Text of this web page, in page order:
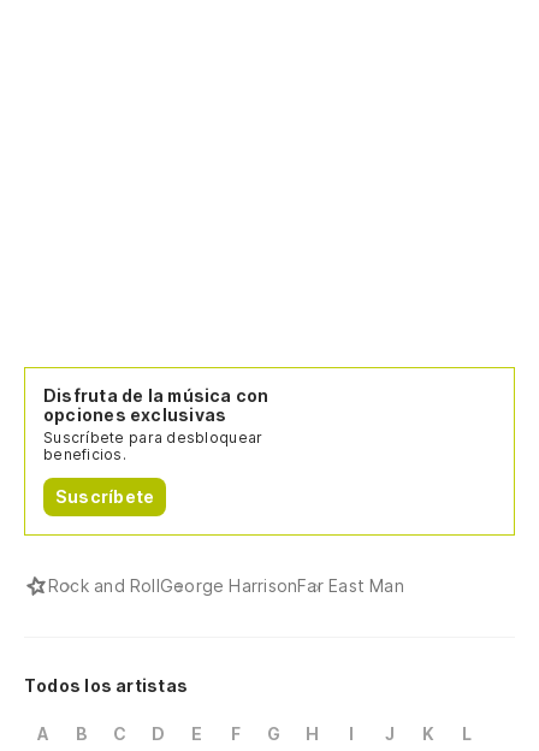
Disfruta de la música con
opciones exclusivas
Suscríbete para desbloquear
beneficios.
Suscríbete
Rock and RollGeorge HarrisonFar East Man
Todos los artistas
A B C D E F G H I J K
L